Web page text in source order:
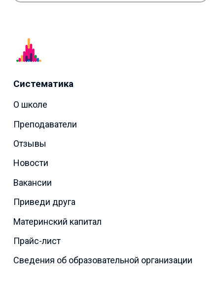
Систематика
О школе
Преподаватели
Отзывы
Новости
Вакансии
Приведи друга
Материнский капитал
Прайс-лист
Сведения об образовательной организации